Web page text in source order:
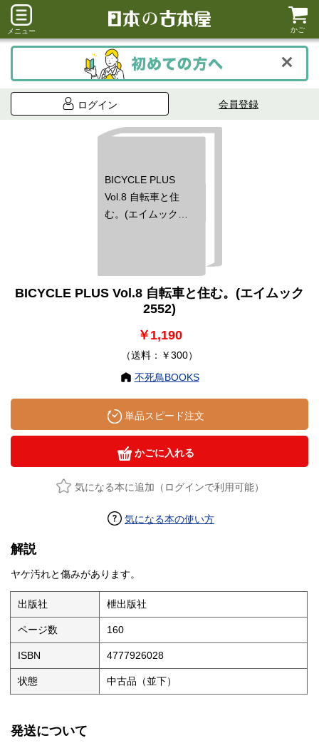
メニュー かご
ログイン 会員登録
BICYCLE PLUS
Vol.8 自転車と住
む。(エイムック
BICYCLE PLUS Vol.8 自転車と住む。(エイムック
2552)
￥1,190
（送料：￥300）
不死鳥BOOKS
単品スピード注文
かごに入れる
気になる本に追加（ログインで利用可能）
気になる本の使い方
解説
ヤケ汚れと傷みがあります。
出版社 枻出版社
ページ数 160
ISBN 4777926028
状態 中古品（並下）
発送について